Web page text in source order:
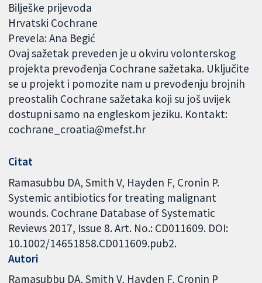
Bilješke prijevoda
Hrvatski Cochrane
Prevela: Ana Begić
Ovaj sažetak preveden je u okviru volonterskog
projekta prevođenja Cochrane sažetaka. Uključite
se u projekt i pomozite nam u prevođenju brojnih
preostalih Cochrane sažetaka koji su još uvijek
dostupni samo na engleskom jeziku. Kontakt:
cochrane_croatia@mefst.hr
Citat
Ramasubbu DA, Smith V, Hayden F, Cronin P.
Systemic antibiotics for treating malignant
wounds. Cochrane Database of Systematic
Reviews 2017, Issue 8. Art. No.: CD011609. DOI:
10.1002/14651858.CD011609.pub2.
Autori
Ramasubbu DA Smith V Hayden F Cronin P